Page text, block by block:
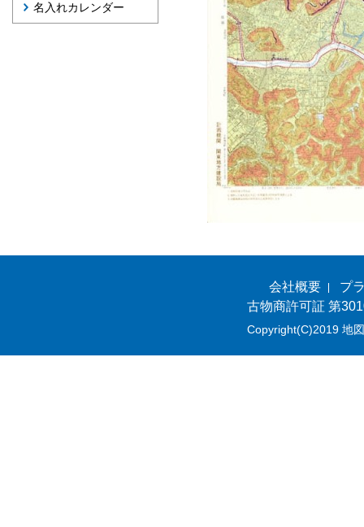
名入れカレンダー
会社概要
プ
古物商許可証 第
Copyright(C)2019 地